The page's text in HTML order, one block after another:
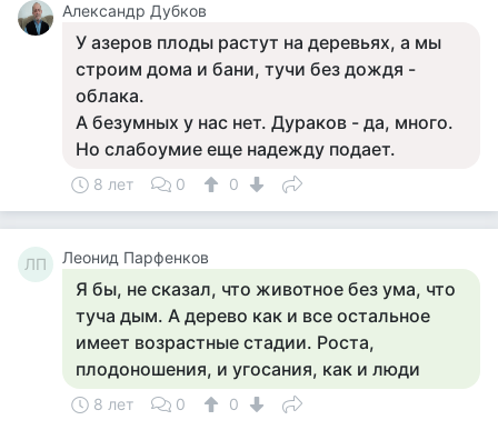
Александр Дубков
У азеров плоды растут на деревьях, а мы
строим дома и бани, тучи без дождя -
облака.
А безумных у нас нет. Дураков - да, много.
Но слабоумие еще надежду подает.
8 лет 0 0
ЛП Леонид Парфенков
Я бы, не сказал, что животное без ума, что
туча дым. А дерево как и все остальное
имеет возрастные стадии. Роста,
плодоношения, и угосания, как и люди
8 лет 0 0